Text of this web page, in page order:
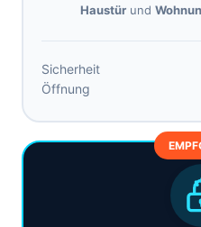
Haustürund
Sicherheit
Öffnung